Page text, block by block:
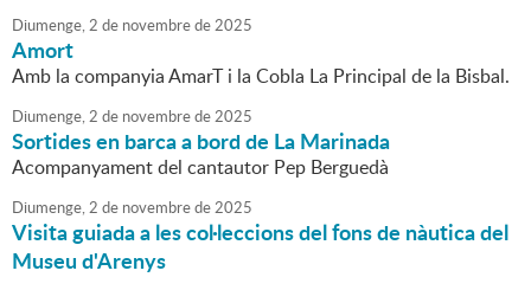
Diumenge,2 de novembrede2025
Amort
Amb la companyia AmarT i la Cobla La Principal de la Bisbal.
Diumenge,2 de novembrede2025
Sortides en barca a bord de La Marinada
Acompanyament del cantautor Pep Berguedà
Diumenge,2 de novembrede2025
Visita guiada a les col·leccions del fons de nàutica del
Museu d'Arenys